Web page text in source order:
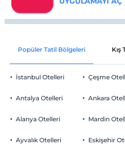
Popüler Tatil Bölgeleri Kış
İstanbul Otelleri
Antalya Otelleri
Alanya Otelleri
Ayvalık Otelleri
Çeşme
Ankara
Mardin
Eskişehir